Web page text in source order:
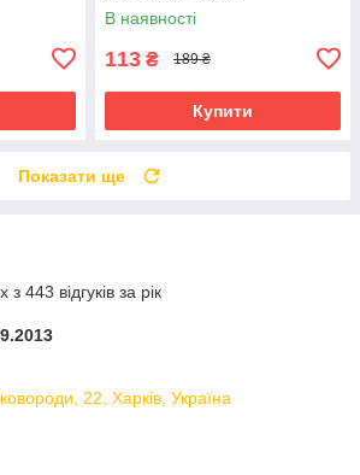
В наявності
113 ₴ 189 ₴
Купити
Показати ще
443 відгуків за рік
22, Харків, Україна